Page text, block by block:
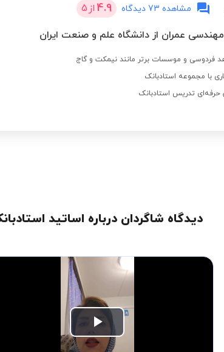
مشاهده 73 دیدگاه 4.9 از 5
عمران از دانشگاه علم و صنعت ایران
فردوسی و موسسات برتر مانند نیمکت و گاج
با مجموعه استادبانک
حرفه‌ای تدریس استادبانک
دیدگاه شاگردان درباره اساتید
Play